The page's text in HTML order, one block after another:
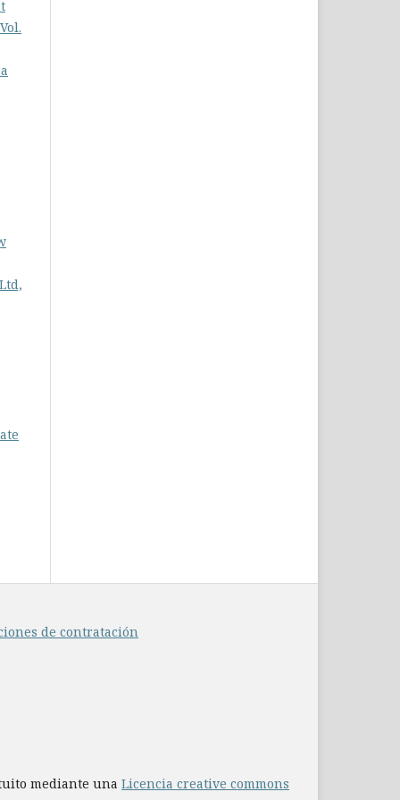
de contratación
mediante una Licencia creative commons